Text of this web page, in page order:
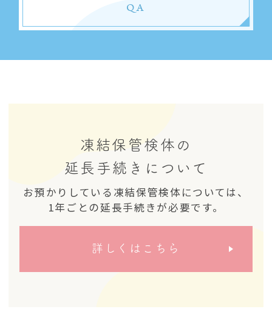
QA
凍結保管検体の
延長手続きについて
お預かりしている凍結保管検体については、
1年ごとの延長手続きが必要です。
詳しくはこちら